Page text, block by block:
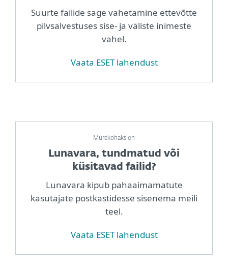
Suurte failide sage vahetamine ettevõtte
pilvsalvestuses sise- ja väliste inimeste
vahel.
Vaata ESET lahendust
Murekohaks on
Lunavara, tundmatud või
küsitavad failid?
Lunavara kipub pahaaimamatute
kasutajate postkastidesse sisenema meili
teel.
Vaata ESET lahendust